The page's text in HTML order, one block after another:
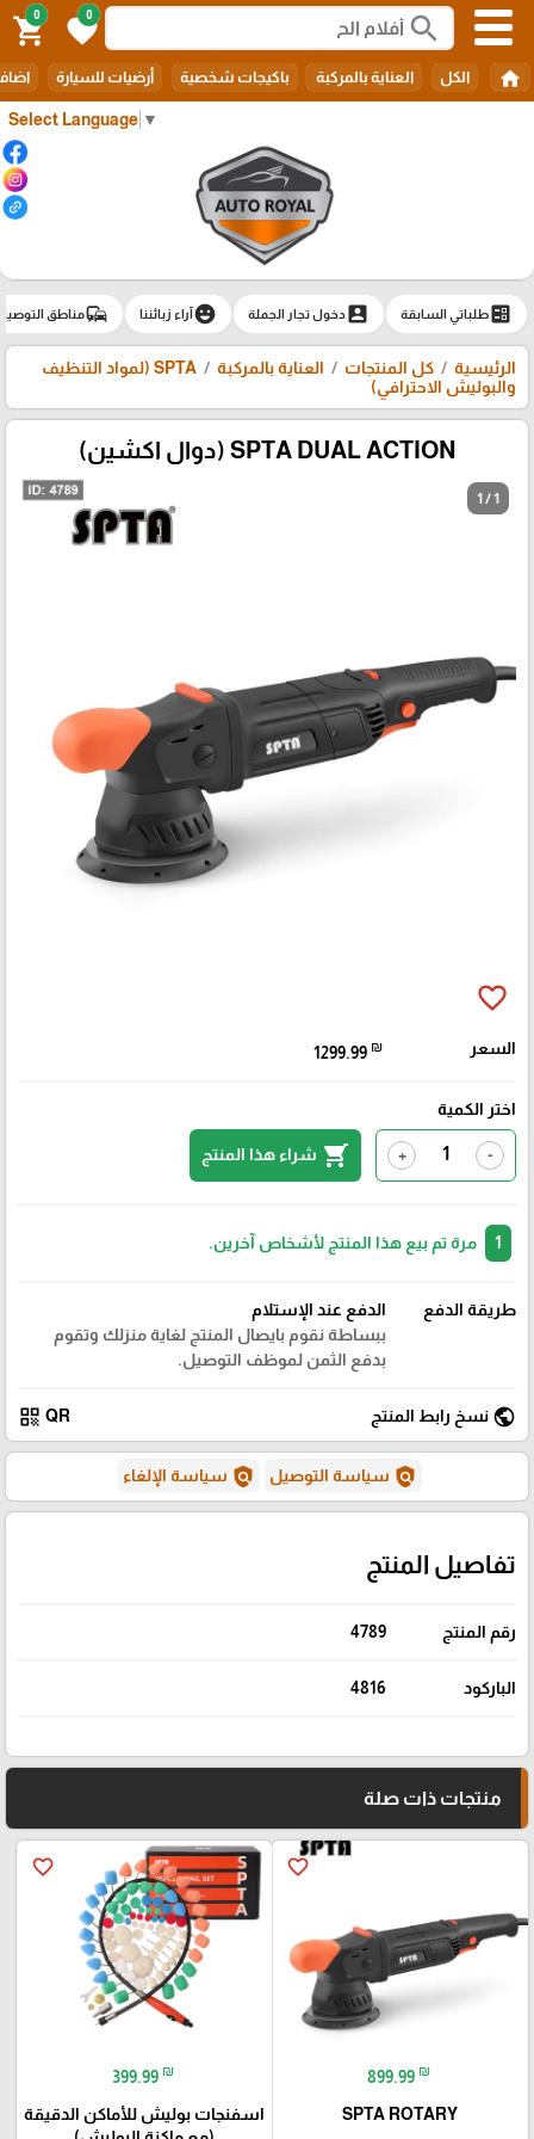
Select Language ▼
search
0
favorite
0
shopping_cart
home الكل العناية بالمركبة باكيجات شخصية أرضيات للسيارة
ballotطلباتي السابقة account_boxدخول تجار الجملة emoji_emotionsآراء زبائننا commuteمناطق
الرئيسية كل المنتجات العناية بالمركبة
SPTA (لمواد التنظيف
والبوليش الاحترافي)
SPTA DUAL ACTION (دوال اكشين)
1 / 1
favorite_border
السعر 1299.99 ₪
اختر الكمية
-
+
shopping_cart شراء هذا المنتج
مرة تم بيع هذا المنتج لأشخاص آخرين.
طريقة الدفع
الدفع عند الإستلام
ببساطة نقوم بايصال المنتج لغاية منزلك وتقوم
بدفع الثمن لموظف التوصيل.
public نسخ رابط المنتج QR
qr_code
policy سياسة التوصيل policy سياسة الإلغاء
تفاصيل المنتج
رقم المنتج 4789
الباركود 4816
منتجات ذات صلة
favorite_border
899.99 ₪
SPTA ROTARY
favorite_border
399.99 ₪
اسفنجات بوليش للأماكن الدقيقة